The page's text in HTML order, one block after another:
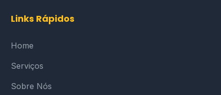
Links Rápidos
Home
Serviços
Sobre Nós